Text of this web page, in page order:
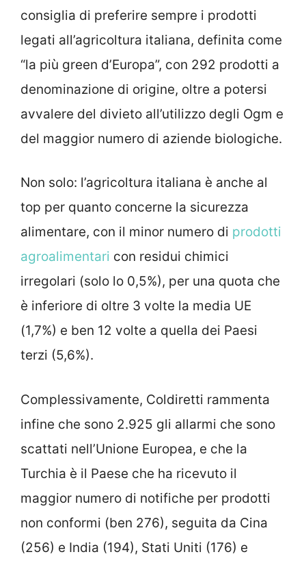
consiglia di preferire sempre i prodotti
legati all’agricoltura italiana, definita come
“la più green d’Europa”, con 292 prodotti a
denominazione di origine, oltre a potersi
avvalere del divieto all’utilizzo degli Ogm e
del maggior numero di aziende biologiche.
Non solo: l’agricoltura italiana è anche al
top per quanto concerne la sicurezza
alimentare, con il minor numero di prodotti
agroalimentari con residui chimici
irregolari (solo lo 0,5%), per una quota che
è inferiore di oltre 3 volte la media UE
(1,7%) e ben 12 volte a quella dei Paesi
terzi (5,6%).
Complessivamente, Coldiretti rammenta
infine che sono 2.925 gli allarmi che sono
scattati nell’Unione Europea, e che la
Turchia è il Paese che ha ricevuto il
maggior numero di notifiche per prodotti
non conformi (ben 276), seguita da Cina
(256) e India (194), Stati Uniti (176) e